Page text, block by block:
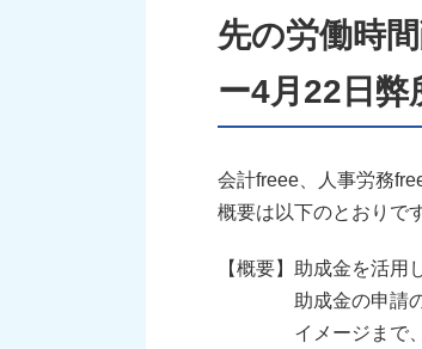
先の労働時
ー4月22日弊
会計freee、人事労務
概要は以下のとおりで
【概要】助成金を活用
助成金の申請の仕
イメージまで、「